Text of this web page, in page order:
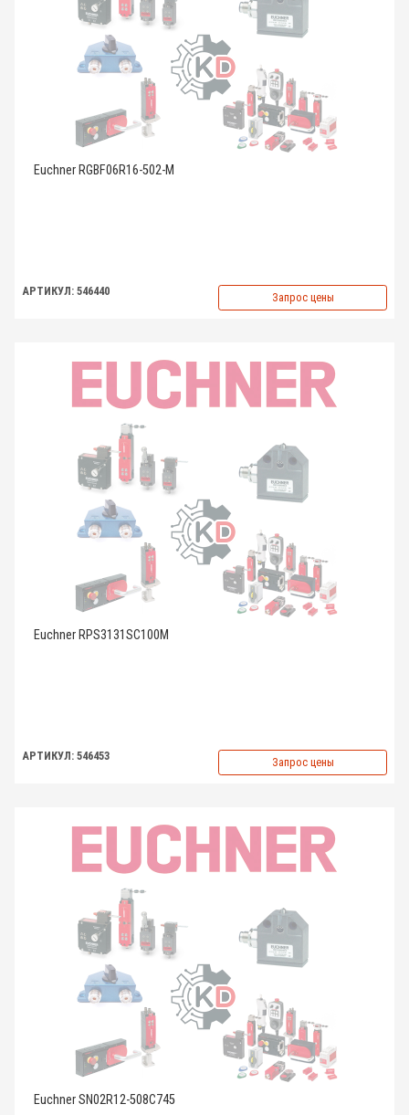
Euchner RGBF06R16-502-M
АРТИКУЛ: 546440 Запрос цены
Euchner RPS3131SC100M
АРТИКУЛ: 546453 Запрос цены
Euchner SN02R12-508C745